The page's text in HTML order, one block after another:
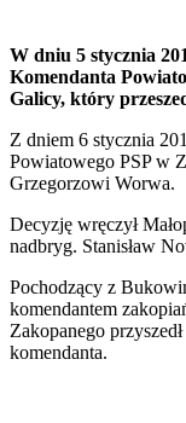
W dniu 5 stycznia
Komendanta
Galicy, który
Z dniem 6 stycznia
Powiatowego PSP w
Grzegorzowi Worwa.
Decyzję wręczył
nadbryg. Stanisław
Pochodzący z
komendantem
Zakopanego
komendanta.